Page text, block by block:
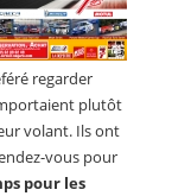
regarder
plutôt
volant. Ils ont
vous pour
pour les